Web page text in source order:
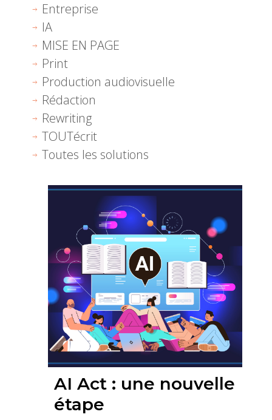
Entreprise
IA
MISE EN PAGE
Print
Production audiovisuelle
Rédaction
Rewriting
TOUTécrit
Toutes les solutions
AI Act : une nouvelle
étape